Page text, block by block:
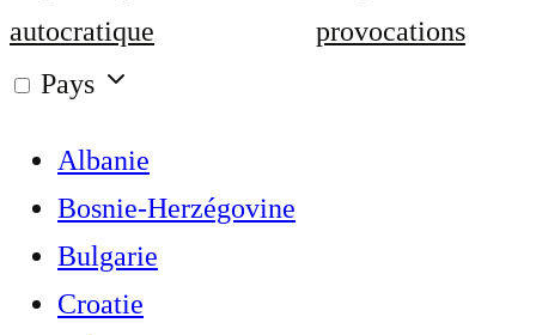
autocratique
provocations
Pays
Albanie
Bosnie-Herzégovine
Bulgarie
Croatie